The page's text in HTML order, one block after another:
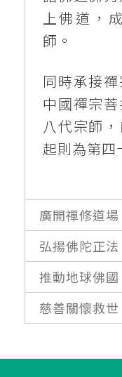
上佛道，
師。
同時承接
中國禪宗
八代宗師
起則為第四
廣開禪修道場
弘揚佛陀正法
推動地球佛國
慈善關懷救世